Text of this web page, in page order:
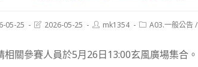
05-25
Post2026-05-25
Postmk1354
PostA03.一般公告/
相關參賽人員於5月26日13:00玄風廣場集合。